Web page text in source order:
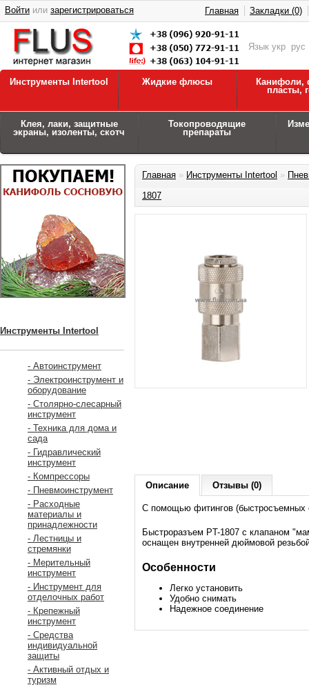
Язык укр рус
Войти или зарегистрироваться Главная Закладки (0)
Инструменты Intertool Жидкие флюсы
Канифоли,
пласты,
Клея, лаки, защитные
экраны, изоленты, скотч
Токопроводящие
препараты
Инструменты Intertool
- Автоинструмент
- Электроинструмент и
оборудование
- Столярно-слесарный
инструмент
- Техника для дома и
сада
- Гидравлический
инструмент
- Компрессоры
- Пневмоинструмент
- Расходные
материалы и
принадлежности
- Лестницы и
стремянки
- Мерительный
инструмент
- Инструмент для
отделочных работ
- Крепежный
инструмент
- Средства
индивидуальной
защиты
- Активный отдых и
туризм
Главная » Инструменты Intertool »
1807
Описание Отзывы (0)
С помощью фитингов (быстросъемных
Быстроразъем PT-1807 с клапаном
оснащен внутренней дюймовой
Особенности
Легко установить
Удобно снимать
Надежное соединение